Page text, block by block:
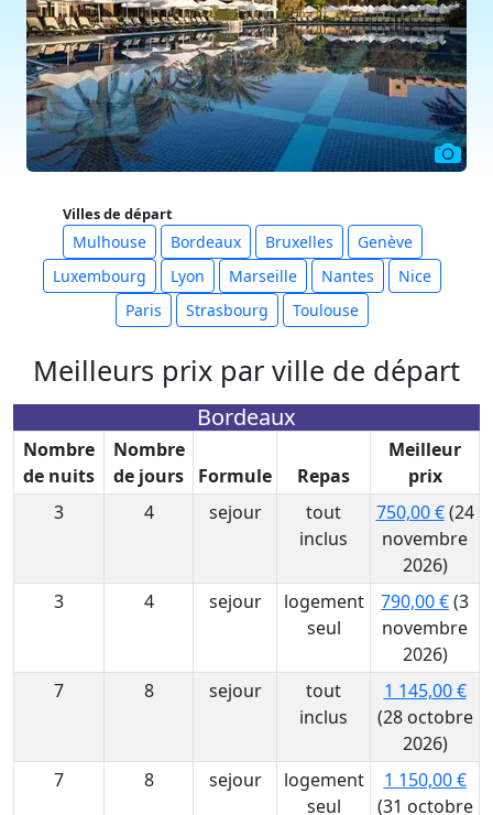
Villes de départ
Mulhouse Bordeaux Bruxelles
Genève
Luxembourg
Lyon Marseille Nantes
Nice
Paris
Strasbourg Toulouse
Meilleurs prix par ville de départ
Bordeaux
Nombre
de nuits
Nombre
de jours
Formule Repas
Meilleur
prix
3
4 sejour
tout
inclus
750,00 €(24
novembre
2026)
3
4 sejour
logement
seul
790,00 €(3
novembre
2026)
7
8 sejour
tout
inclus
1 145,00 €
(28 octobre
2026)
7
8 sejour
logement
seul
1 150,00 €
(31 octobre